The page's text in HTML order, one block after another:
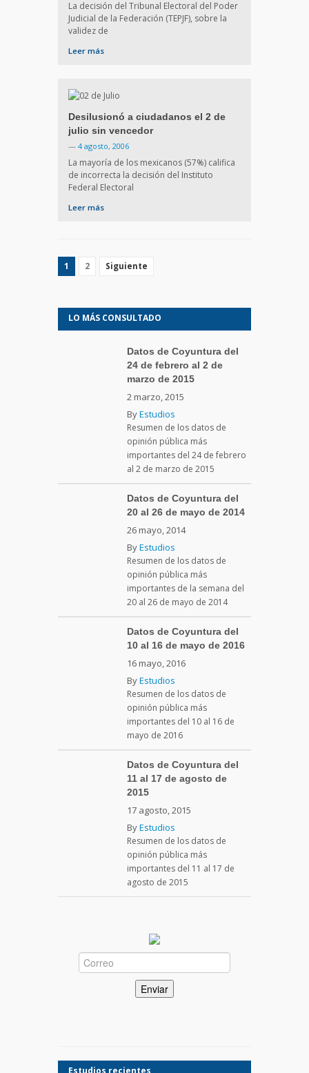
La decisión del Tribunal Electoral del Poder
Judicial de la Federación (TEPJF), sobre la
validez de
Leer más
Desilusionó a ciudadanos el 2 de
julio sin vencedor
— 4 agosto, 2006
La mayoría de los mexicanos (57%) califica
de incorrecta la decisión del Instituto
Federal Electoral
Leer más
1 2 Siguiente
LO MÁS CONSULTADO
Datos de Coyuntura del
24 de febrero al 2 de
marzo de 2015
2 marzo, 2015
ByEstudios
Resumen de los datos de
opinión pública más
importantes del 24 de febrero
al 2 de marzo de 2015
Datos de Coyuntura del
20 al 26 de mayo de 2014
26 mayo, 2014
ByEstudios
Resumen de los datos de
opinión pública más
importantes de la semana del
20 al 26 de mayo de 2014
Datos de Coyuntura del
10 al 16 de mayo de 2016
16 mayo, 2016
ByEstudios
Resumen de los datos de
opinión pública más
importantes del 10 al 16 de
mayo de 2016
Datos de Coyuntura del
11 al 17 de agosto de
2015
17 agosto, 2015
ByEstudios
Resumen de los datos de
opinión pública más
importantes del 11 al 17 de
agosto de 2015
Estudios recientes